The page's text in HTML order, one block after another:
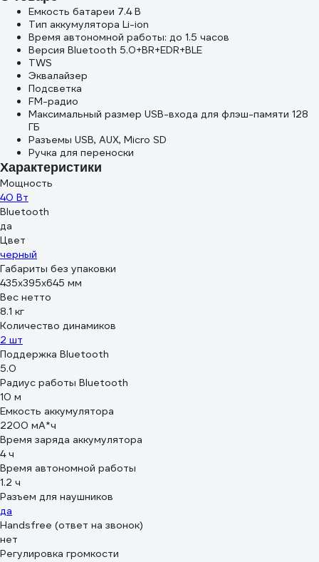
Емкость батареи 7.4 В
Тип аккумулятора Li-ion
Время автономной работы: до 1.5 часов
Версия Bluetooth 5.0+BR+EDR+BLE
TWS
Эквалайзер
Подсветка
FM-радио
Максимальный размер USB-входа для флэш-памяти 128
ГБ
Разъемы USB, AUX, Micro SD
Ручка для переноски
Характеристики
Мощность
40 Вт
Bluetooth
да
Цвет
черный
Габариты без упаковки
435х395х645 мм
Вес нетто
8.1 кг
Количество динамиков
2 шт
Поддержка Bluetooth
5.0
Радиус работы Bluetooth
10 м
Емкость аккумулятора
2200 мА*ч
Время заряда аккумулятора
4 ч
Время автономной работы
1.2 ч
Разъем для наушников
да
Handsfree (ответ на звонок)
нет
Регулировка громкости